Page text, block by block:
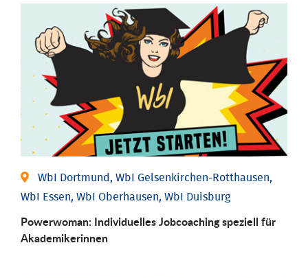
WbI Dortmund, WbI Gelsenkirchen-Rotthausen,
WbI Essen, WbI Oberhausen, WbI Duisburg
Powerwoman: Individu­elles Job­coaching speziell für
Aka­demiker­innen